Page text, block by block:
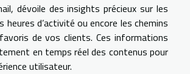
dévoile des insights précieux sur les
heures d’activité ou encore les chemins
de vos clients. Ces informations
en temps réel des contenus pour
utilisateur.